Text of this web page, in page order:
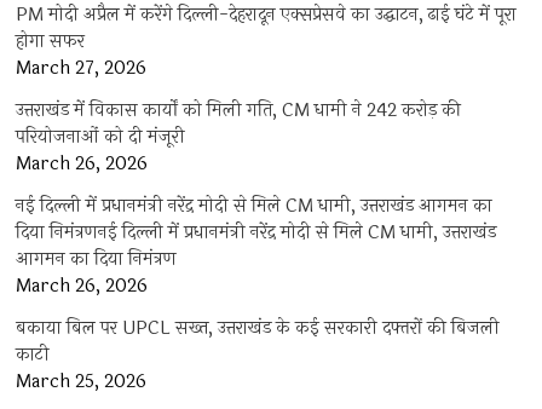
PM मोदी अप्रैल में करेंगे दिल्ली-देहरादून एक्सप्रेसवे का उद्घाटन, ढाई घंटे में पूरा
होगा सफर
March 27, 2026
उत्तराखंड में विकास कार्यों को मिली गति, CM धामी ने 242 करोड़ की
परियोजनाओं को दी मंजूरी
March 26, 2026
नई दिल्ली में प्रधानमंत्री नरेंद्र मोदी से मिले CM धामी, उत्तराखंड आगमन का
दिया निमंत्रणनई दिल्ली में प्रधानमंत्री नरेंद्र मोदी से मिले CM धामी, उत्तराखंड
आगमन का दिया निमंत्रण
March 26, 2026
बकाया बिल पर UPCL सख्त, उत्तराखंड के कई सरकारी दफ्तरों की बिजली
काटी
March 25, 2026